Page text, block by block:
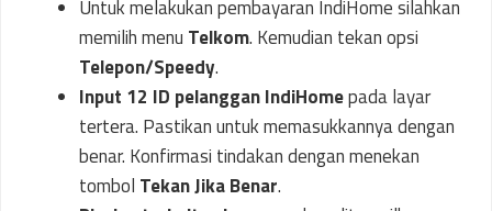
Untuk melakukan pembayaran IndiHome silahkan
memilih menu Telkom. Kemudian tekan opsi
Telepon/Speedy.
Input 12 ID pelanggan IndiHomepada layar
tertera. Pastikan untuk memasukkannya dengan
benar. Konfirmasi tindakan dengan menekan
tombol Tekan Jika Benar.